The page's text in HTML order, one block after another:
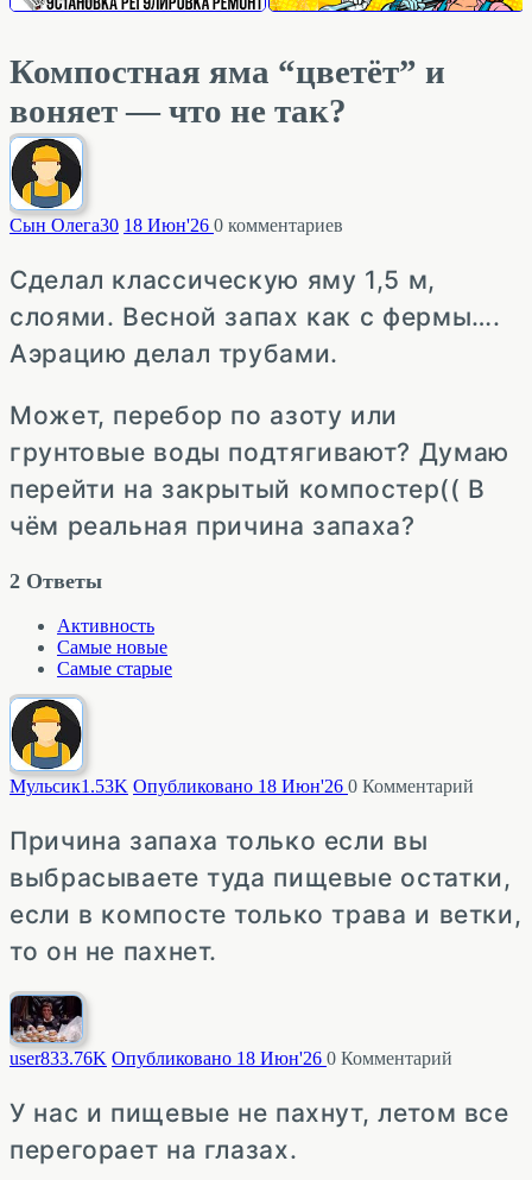
Компостная яма “цветёт” и
воняет — что не так?
Сын Олега30 18 Июн'26 0 комментариев
Сделал классическую яму 1,5 м,
слоями. Весной запах как с фермы….
Аэрацию делал трубами.
Может, перебор по азоту или
грунтовые воды подтягивают? Думаю
перейти на закрытый компостер(( В
чём реальная причина запаха?
2 Ответы
Активность
Самые новые
Самые старые
Мульсик1.53K Опубликовано 18 Июн'26 0 Комментарий
Причина запаха только если вы
выбрасываете туда пищевые остатки,
если в компосте только трава и ветки,
то он не пахнет.
user833.76K Опубликовано 18 Июн'26 0 Комментарий
У нас и пищевые не пахнут, летом все
перегорает на глазах.